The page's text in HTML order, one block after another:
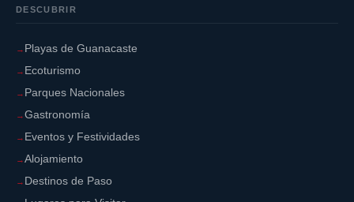
DESCUBRIR
Playas de Guanacaste
Ecoturismo
Parques Nacionales
Gastronomía
Eventos y Festividades
Alojamiento
Destinos de Paso